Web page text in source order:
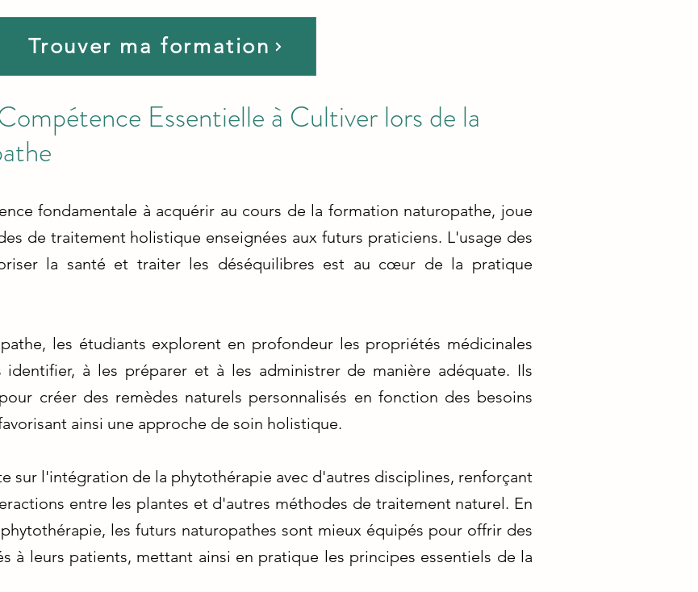
Trouver ma formation
Essentielle à Cultiver lors de la
fondamentale à acquérir au cours de la formation naturopathe, joue
de traitement holistique enseignées aux futurs praticiens. L'usage des
la santé et traiter les déséquilibres est au cœur de la pratique
les étudiants explorent en profondeur les propriétés médicinales
identifier, à les préparer et à les administrer de manière adéquate. Ils
créer des remèdes naturels personnalisés en fonction des besoins
ainsi une approche de soin holistique.
sur l'intégration de la phytothérapie avec d'autres disciplines, renforçant
entre les plantes et d'autres méthodes de traitement naturel. En
les futurs naturopathes sont mieux équipés pour offrir des
à leurs patients, mettant ainsi en pratique les principes essentiels de la